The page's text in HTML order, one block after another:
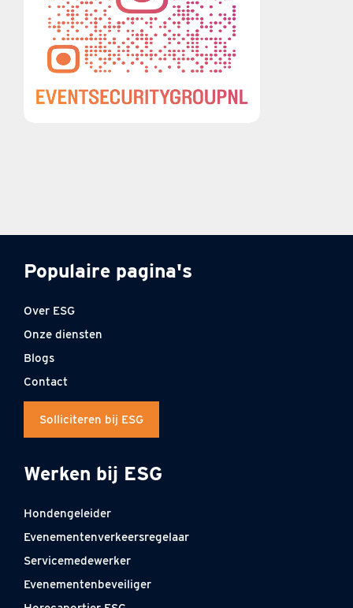
Populaire pagina's
Over ESG
Onze diensten
Blogs
Contact
Solliciteren bij ESG
Werken bij ESG
Hondengeleider
Evenementenverkeersregelaar
Servicemedewerker
Evenementenbeveiliger